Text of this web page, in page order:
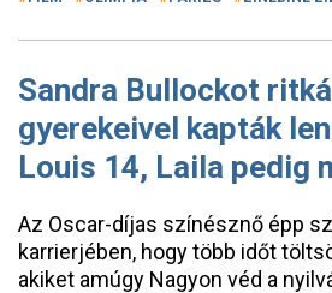
Sandra Bullockot
gyerekeivel kapták
Louis 14, Laila pedig
Az Oscar-díjas színésznő épp
karrierjében, hogy több időt
akiket amúgy Nagyon véd a